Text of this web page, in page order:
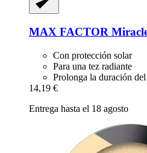
MAX FACTOR
Con protección solar
Para una tez radiante
Prolonga la duración
14,19 €
Entrega hasta el 18 agosto